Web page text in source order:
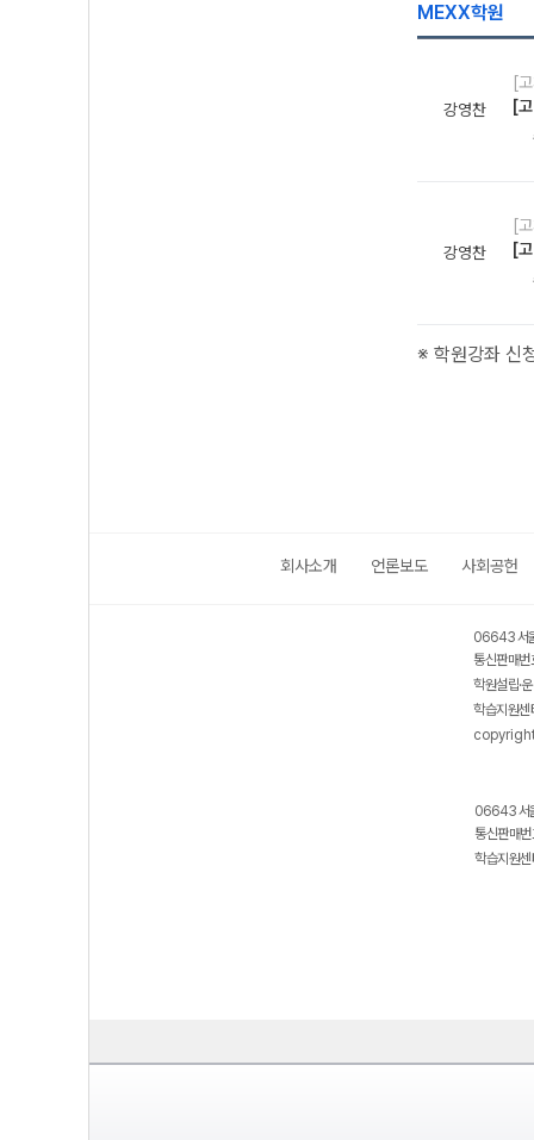
MEXX학원
강영찬
[
[
강영찬
[
[
※ 학원강좌 신
회사소개 언론보도 사회공헌
06643 서
통신판매
학원설립·
학습지원
06643 서
통신판매
학습지원